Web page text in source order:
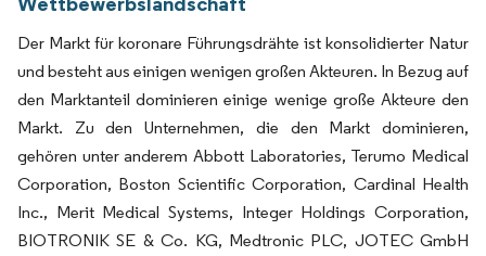
Der Markt für koronare Führungsdrähte ist konsolidierter Natur
und besteht aus einigen wenigen großen Akteuren. In Bezug auf
den Marktanteil dominieren einige wenige große Akteure den
Markt. Zu den Unternehmen, die den Markt dominieren,
gehören unter anderem Abbott Laboratories, Terumo Medical
Corporation, Boston Scientific Corporation, Cardinal Health
Inc., Merit Medical Systems, Integer Holdings Corporation,
BIOTRONIK SE & Co. KG, Medtronic PLC, JOTEC GmbH